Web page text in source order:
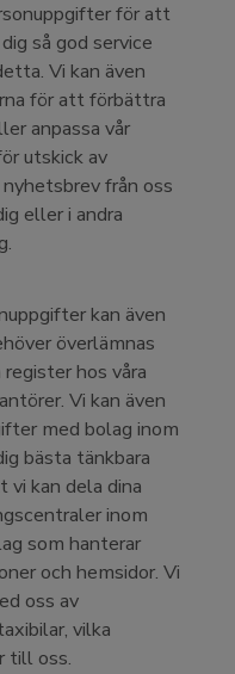
för att
så god service
Vi kan även
för att förbättra
anpassa vår
utskick av
från oss
eller i andra
kan även
överlämnas
hos våra
Vi kan även
med bolag inom
bästa tänkbara
vi kan dela dina
inom
som hanterar
och hemsidor. Vi
oss av
vilka
till oss.